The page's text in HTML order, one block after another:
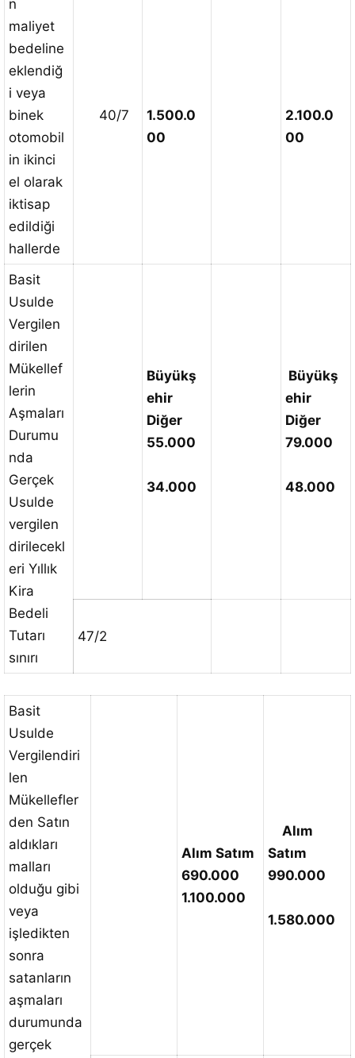
n
maliyet
bedeline
eklendiğ
i veya
binek
otomobil
in ikinci
el olarak
iktisap
edildiği
hallerde
40/7
1.500.0
00
2.100.0
00
Basit
Usulde
Vergilen
dirilen
Mükellef
lerin
Aşmaları
Durumu
nda
Gerçek
Usulde
vergilen
dirilecekl
eri Yıllık
Kira
Bedeli
Tutarı
sınırı
Büyükş
ehir
Diğer
55.000
34.000
Büyükş
ehir
Diğer
79.000
48.000
47/2
Basit
Usulde
Vergilendiri
len
Mükellefler
den Satın
aldıkları
malları
olduğu gibi
veya
işledikten
sonra
satanların
aşmaları
durumunda
gerçek
Alım Satım
690.000
1.100.000
Alım
Satım
990.000
1.580.000